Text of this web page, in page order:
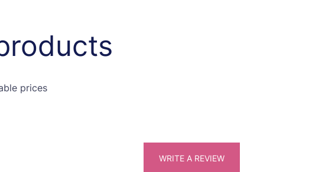
prices
WRITE A REVIEW